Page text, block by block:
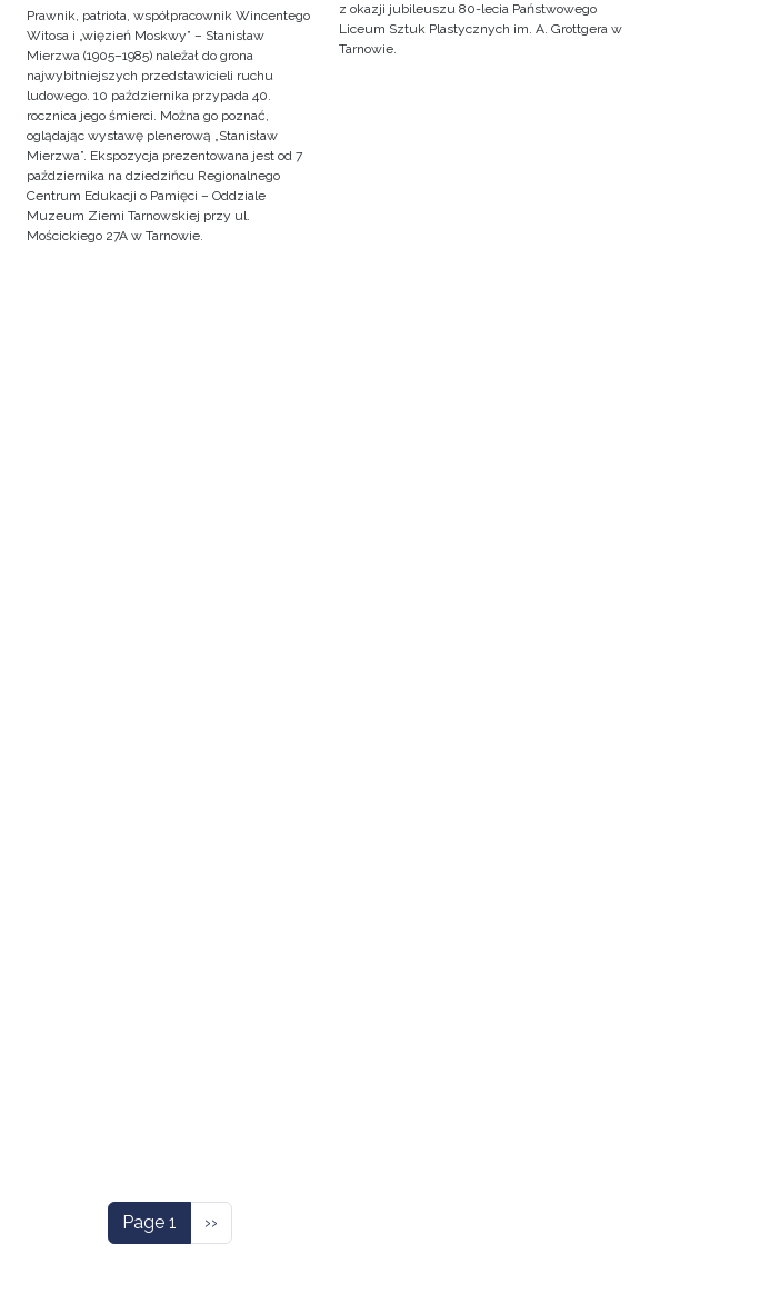
Prawnik, patriota, współpracownik Wincentego
Witosa i „więzień Moskwy” – Stanisław
Mierzwa (1905–1985) należał do grona
najwybitniejszych przedstawicieli ruchu
ludowego. 10 października przypada 40.
rocznica jego śmierci. Można go poznać,
oglądając wystawę plenerową „Stanisław
Mierzwa”. Ekspozycja prezentowana jest od 7
października na dziedzińcu Regionalnego
Centrum Edukacji o Pamięci – Oddziale
Muzeum Ziemi Tarnowskiej przy ul.
Mościckiego 27A w Tarnowie.
z okazji jubileuszu 80-lecia Państwowego
Liceum Sztuk Plastycznych im. A. Grottgera w
Tarnowie.
Page 1 Next page
››